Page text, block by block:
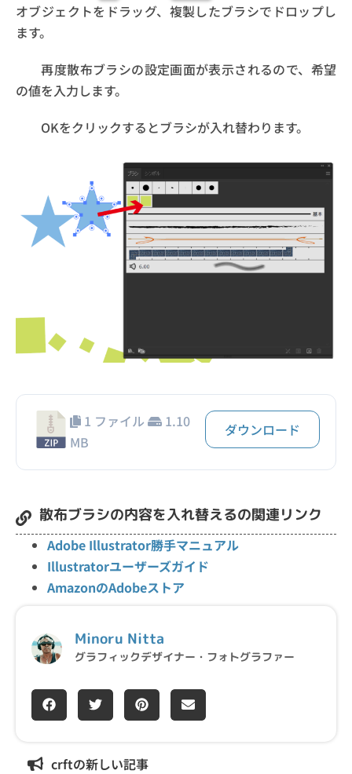
オブジェクトをドラッグ、複製したブラシでドロップし
ます。
再度散布ブラシの設定画面が表示されるので、希望
の値を入力します。
OKをクリックするとブラシが入れ替わります。
1 ファイル
1.10
MB
ダウンロード
散布ブラシの内容を入れ替えるの関連リンク
Adobe Illustrator勝手マニュアル
Illustratorユーザーズガイド
AmazonのAdobeストア
Minoru Nitta
グラフィックデザイナー・フォトグラファー
crftの新しい記事